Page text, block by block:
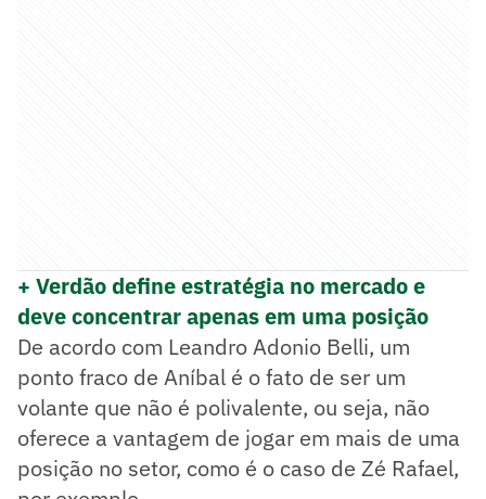
+ Verdão define estratégia no mercado e
deve concentrar apenas em uma posição
De acordo com Leandro Adonio Belli, um
ponto fraco de Aníbal é o fato de ser um
volante que não é polivalente, ou seja, não
oferece a vantagem de jogar em mais de uma
posição no setor, como é o caso de Zé Rafael,